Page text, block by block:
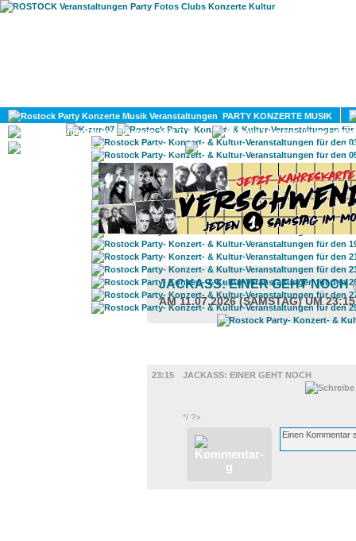
PARTY KONZERTE MUSIK
KULTUR
GAY
JACKASS: EINER GEHT NOCH
AM 11.07.2026 (SAMSTAG) UM
23:15
JACKASS: EINER GEHT NOCH
*/ ?>